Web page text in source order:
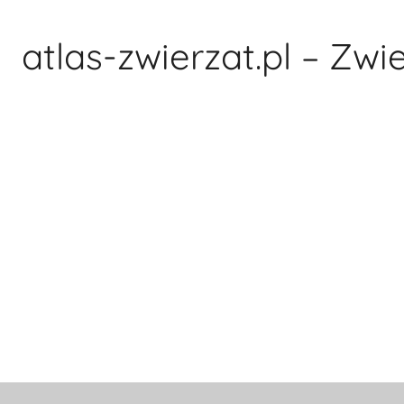
treściatlas-zwierzat.pl –